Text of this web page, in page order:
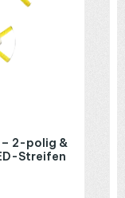
– 2-polig &
Streifen